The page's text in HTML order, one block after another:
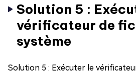
Solution 5 :
vérificateur de
système
Solution 5 : Exécuter le